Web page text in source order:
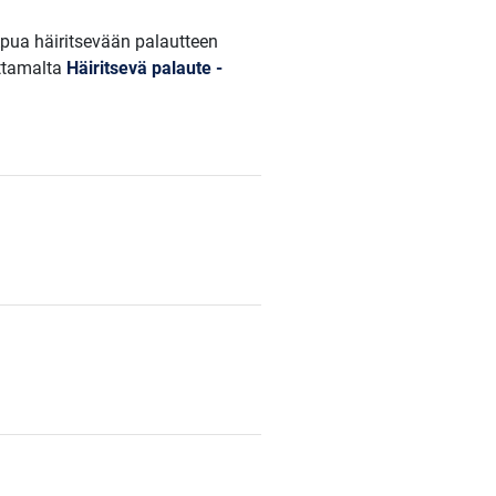
häiritsevään palautteen
Häiritsevä palaute -